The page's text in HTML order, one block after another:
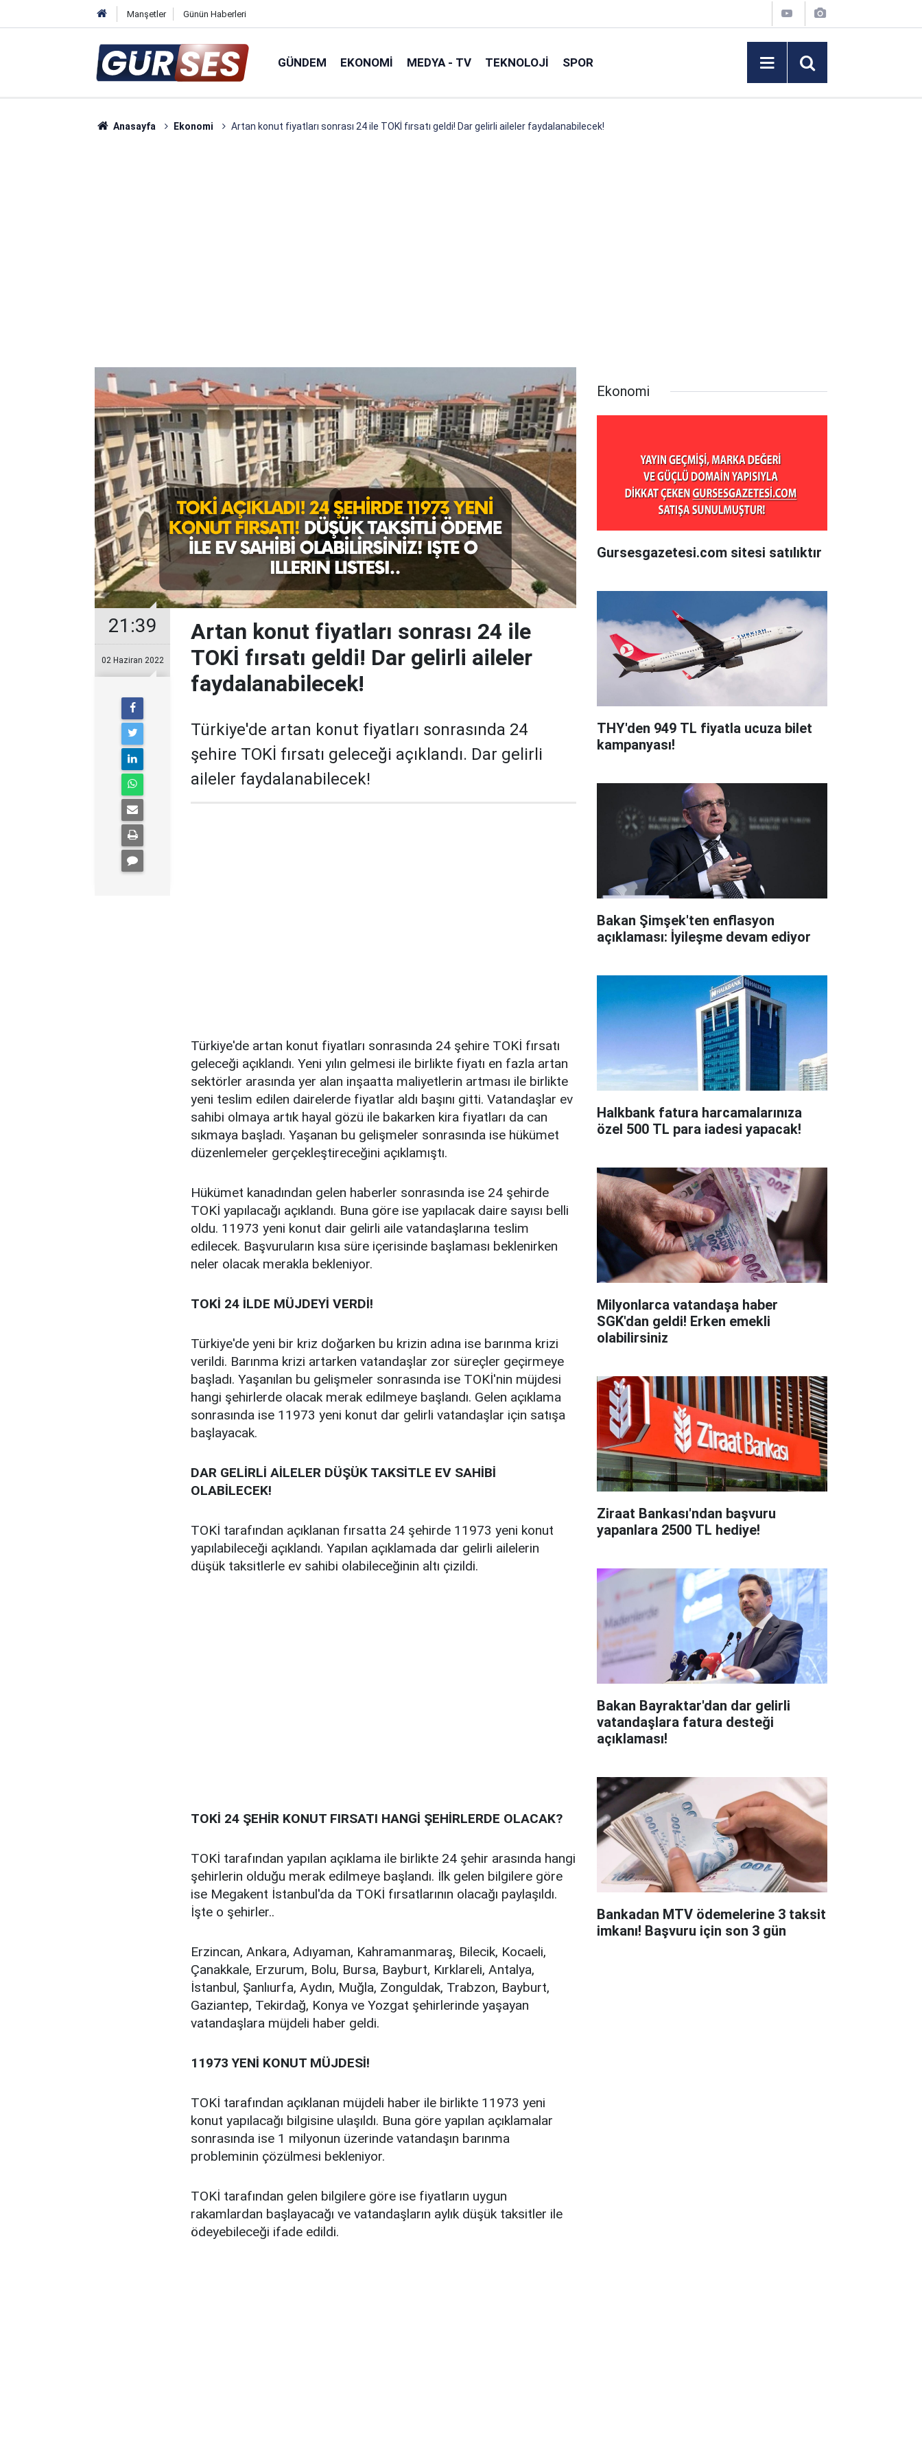
Manşetler Günün Haberleri
GÜNDEM EKONOMI MEDYA - TV TEKNOLOJI SPOR
Anasayfa Ekonomi Artan konut fiyatları sonrası 24 ile TOKİ fırsatı geldi! Dar gelirli aileler faydalanabilecek!
21:39
02 Haziran 2022
Artan konut fiyatları sonrası 24 ile
TOKİ fırsatı geldi! Dar gelirli aileler
faydalanabilecek!
Türkiye'de artan konut fiyatları sonrasında 24
şehire TOKİ fırsatı geleceği açıklandı. Dar gelirli
aileler faydalanabilecek!
Türkiye'de artan konut fiyatları sonrasında 24 şehire TOKİ fırsatı
geleceği açıklandı. Yeni yılın gelmesi ile birlikte fiyatı en fazla artan
sektörler arasında yer alan inşaatta maliyetlerin artması ile birlikte
yeni teslim edilen dairelerde fiyatlar aldı başını gitti. Vatandaşlar ev
sahibi olmaya artık hayal gözü ile bakarken kira fiyatları da can
sıkmaya başladı. Yaşanan bu gelişmeler sonrasında ise hükümet
düzenlemeler gerçekleştireceğini açıklamıştı.
Hükümet kanadından gelen haberler sonrasında ise 24 şehirde
TOKİ yapılacağı açıklandı. Buna göre ise yapılacak daire sayısı belli
oldu. 11973 yeni konut dair gelirli aile vatandaşlarına teslim
edilecek. Başvuruların kısa süre içerisinde başlaması beklenirken
neler olacak merakla bekleniyor.
TOKİ 24 İLDE MÜJDEYİ VERDİ!
Türkiye'de yeni bir kriz doğarken bu krizin adına ise barınma krizi
verildi. Barınma krizi artarken vatandaşlar zor süreçler geçirmeye
başladı. Yaşanılan bu gelişmeler sonrasında ise TOKİ'nin müjdesi
hangi şehirlerde olacak merak edilmeye başlandı. Gelen açıklama
sonrasında ise 11973 yeni konut dar gelirli vatandaşlar için satışa
başlayacak.
DAR GELİRLİ AİLELER DÜŞÜK TAKSİTLE EV SAHİBİ
OLABİLECEK!
TOKİ tarafından açıklanan fırsatta 24 şehirde 11973 yeni konut
yapılabileceği açıklandı. Yapılan açıklamada dar gelirli ailelerin
düşük taksitlerle ev sahibi olabileceğinin altı çizildi.
TOKİ 24 ŞEHİR KONUT FIRSATI HANGİ ŞEHİRLERDE OLACAK?
TOKİ tarafından yapılan açıklama ile birlikte 24 şehir arasında hangi
şehirlerin olduğu merak edilmeye başlandı. İlk gelen bilgilere göre
ise Megakent İstanbul'da da TOKİ fırsatlarının olacağı paylaşıldı.
İşte o şehirler..
Erzincan, Ankara, Adıyaman, Kahramanmaraş, Bilecik, Kocaeli,
Çanakkale, Erzurum, Bolu, Bursa, Bayburt, Kırklareli, Antalya,
İstanbul, Şanlıurfa, Aydın, Muğla, Zonguldak, Trabzon, Bayburt,
Gaziantep, Tekirdağ, Konya ve Yozgat şehirlerinde yaşayan
vatandaşlara müjdeli haber geldi.
11973 YENİ KONUT MÜJDESİ!
TOKİ tarafından açıklanan müjdeli haber ile birlikte 11973 yeni
konut yapılacağı bilgisine ulaşıldı. Buna göre yapılan açıklamalar
sonrasında ise 1 milyonun üzerinde vatandaşın barınma
probleminin çözülmesi bekleniyor.
TOKİ tarafından gelen bilgilere göre ise fiyatların uygun
rakamlardan başlayacağı ve vatandaşların aylık düşük taksitler ile
ödeyebileceği ifade edildi.
Ekonomi
Gursesgazetesi.com sitesi satılıktır
THY'den 949 TL fiyatla ucuza bilet
kampanyası!
Bakan Şimşek'ten enflasyon
açıklaması: İyileşme devam ediyor
Halkbank fatura harcamalarınıza
özel 500 TL para iadesi yapacak!
Milyonlarca vatandaşa haber
SGK'dan geldi! Erken emekli
olabilirsiniz
Ziraat Bankası'ndan başvuru
yapanlara 2500 TL hediye!
Bakan Bayraktar'dan dar gelirli
vatandaşlara fatura desteği
açıklaması!
Bankadan MTV ödemelerine 3 taksit
imkanı! Başvuru için son 3 gün